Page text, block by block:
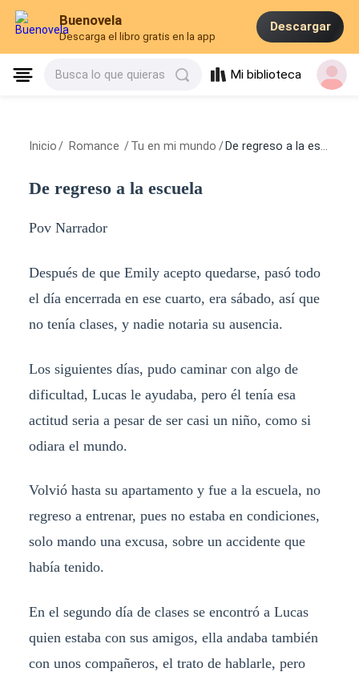
Buenovela
Descarga el libro gratis en la app
Descargar
Busca lo que quieras Mi biblioteca
Inicio / Romance /Tu en mi mundo / De regreso a la escuela
De regreso a la escuela
Pov Narrador
Después de que Emily acepto quedarse, pasó todo
el día encerrada en ese cuarto, era sábado, así que
no tenía clases, y nadie notaria su ausencia.
Los siguientes días, pudo caminar con algo de
dificultad, Lucas le ayudaba, pero él tenía esa
actitud seria a pesar de ser casi un niño, como si
odiara el mundo.
Volvió hasta su apartamento y fue a la escuela, no
regreso a entrenar, pues no estaba en condiciones,
solo mando una excusa, sobre un accidente que
había tenido.
En el segundo día de clases se encontró a Lucas
quien estaba con sus amigos, ella andaba también
con unos compañeros, el trato de hablarle, pero